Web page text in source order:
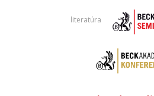
literatúra